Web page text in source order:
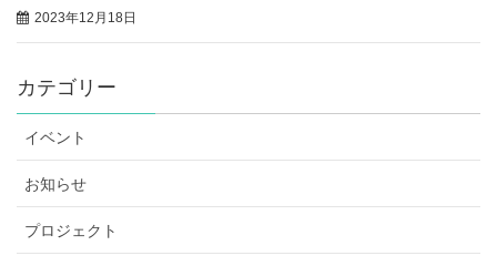
2023年12月18日
カテゴリー
イベント
お知らせ
プロジェクト